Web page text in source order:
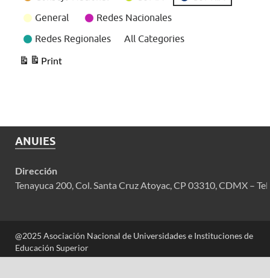
General
Redes Nacionales
Redes Regionales
All Categories
Print
View
ANUIES
Dirección
Tenayuca 200, Col. Santa Cruz Atoyac, CP 03310, CDMX –
@2025 Asociación Nacional de Universidades e Instituciones de
Educación Superior